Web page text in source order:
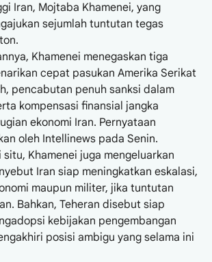
Iran, Mojtaba Khamenei, yang
sejumlah tuntutan tegas
Khamenei menegaskan tiga
cepat pasukan Amerika Serikat
pencabutan penuh sanksi dalam
kompensasi finansial jangka
ekonomi Iran. Pernyataan
oleh Intellinews pada Senin.
Khamenei juga mengeluarkan
Iran siap meningkatkan eskalasi,
maupun militer, jika tuntutan
Bahkan, Teheran disebut siap
kebijakan pengembangan
posisi ambigu yang selama ini